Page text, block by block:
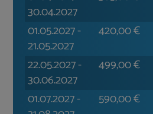
30.04.2027
01.05.2027-
21.05.2027
420,00€
22.05.2027-
30.06.2027
499,00€
01.07.2027-
590,00€